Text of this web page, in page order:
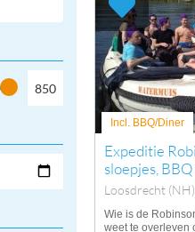
Incl. BBQ/Diner
Expeditie
sloepjes,
Loosdrecht (NH)
Wie is de
weet te overleven